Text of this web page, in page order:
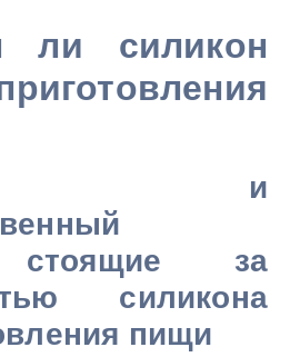
ли силикон
и
стоящие за
силикона
пищи